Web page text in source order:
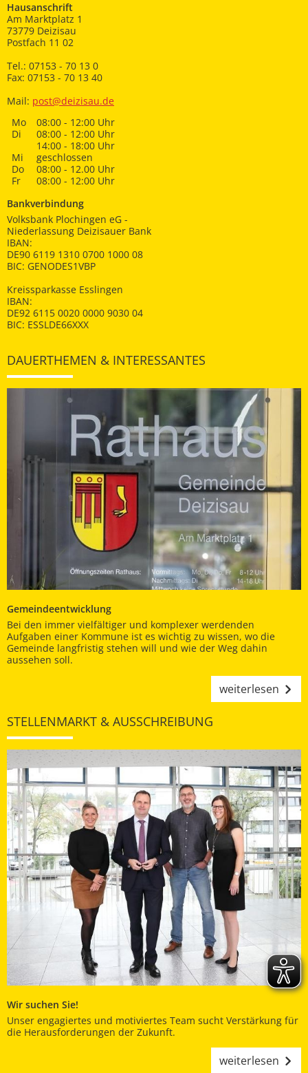
Hausanschrift
Am Marktplatz 1
73779 Deizisau
Postfach 11 02
Tel.: 07153 - 70 13 0
Fax: 07153 - 70 13 40
Mail: post@deizisau.de
Mo
08:00 - 12:00 Uhr
Di
08:00 - 12:00 Uhr
14:00 - 18:00 Uhr
Mi
geschlossen
Do
08:00 - 12.00 Uhr
Fr
08:00 - 12:00 Uhr
Bankverbindung
Volksbank Plochingen eG -
Niederlassung Deizisauer Bank
IBAN:
DE90 6119 1310 0700 1000 08
BIC: GENODES1VBP
Kreissparkasse Esslingen
IBAN:
DE92 6115 0020 0000 9030 04
BIC: ESSLDE66XXX
DAUERTHEMEN & INTERESSANTES
Gemeindeentwicklung
Bei den immer vielfältiger und komplexer werdenden
Aufgaben einer Kommune ist es wichtig zu wissen, wo die
Gemeinde langfristig stehen will und wie der Weg dahin
aussehen soll.
weiterlesen
STELLENMARKT & AUSSCHREIBUNG
Wir suchen Sie!
Unser engagiertes und motiviertes Team sucht Verstärkung für
die Herausforderungen der Zukunft.
weiterlesen